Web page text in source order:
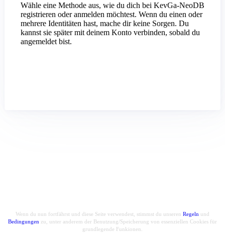
Wähle eine Methode aus, wie du dich bei KevGa-NeoDB
registrieren oder anmelden möchtest. Wenn du einen oder
mehrere Identitäten hast, mache dir keine Sorgen. Du
kannst sie später mit deinem Konto verbinden, sobald du
angemeldet bist.
Wenn du nun fortfährst und diese Seite verwendest, stimmst du unseren Regeln und
Bedingungen zu, unter anderem der Benutzung/Speicherung von essenziellen Cookies für
grundlegende Funkionen.